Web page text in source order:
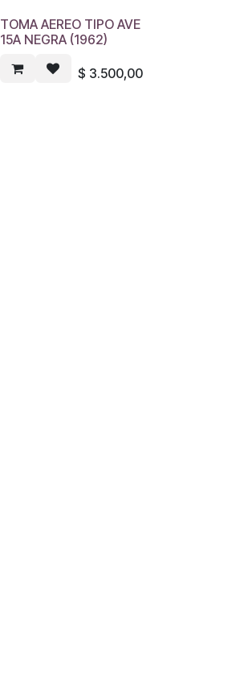
TOMA AEREO TIPO AVE
15A NEGRA (1962)
$ 3.500,00